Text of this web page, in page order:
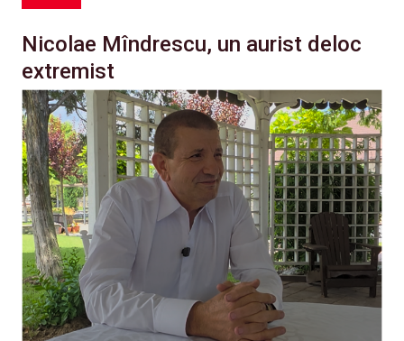
Nicolae Mîndrescu, un aurist deloc
extremist